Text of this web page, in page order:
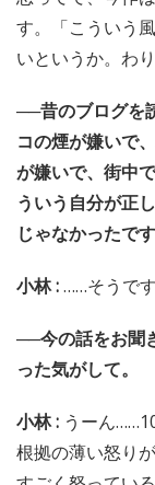
す。「こういう
いというか。わ
──昔のブログを
コの煙が嫌いで
が嫌いで、街中
ういう自分が正
じゃなかったで
小林 :……そうです
──今の話をお聞
った気がして。
小林 : うーん
根拠の薄い怒り